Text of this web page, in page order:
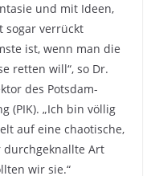
und mit Ideen,
sogar verrückt
ist, wenn man die
retten will“, so Dr.
des Potsdam-
(PIK). „Ich bin völlig
auf eine chaotische,
Art
wir sie.“